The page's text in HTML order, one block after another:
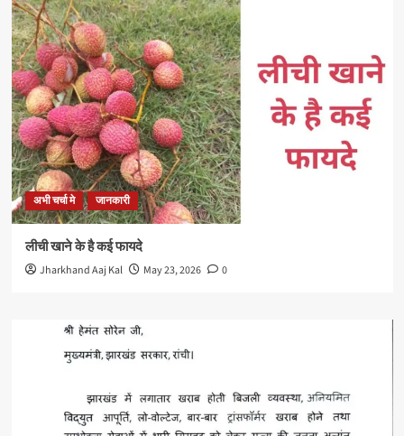
अभी चर्चा मे जानकारी
लीची खाने के है कई फायदे
Jharkhand Aaj Kal May 23, 2026 0